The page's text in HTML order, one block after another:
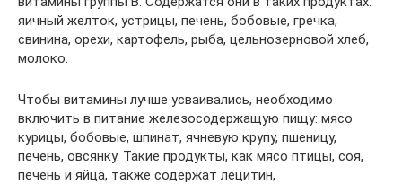
яичный желток, устрицы, печень, бобовые, гречка,
свинина, орехи, картофель, рыба, цельнозерновой хлеб,
молоко.
Чтобы витамины лучше усваивались, необходимо
включить в питание железосодержащую пищу: мясо
курицы, бобовые, шпинат, ячневую крупу, пшеницу,
печень, овсянку. Такие продукты, как мясо птицы, соя,
печень и яйца, также содержат лецитин,